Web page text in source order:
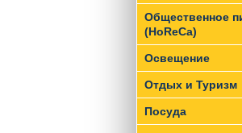
Общественное
(HoReCa)
Освещение
Отдых и Туризм
Посуда